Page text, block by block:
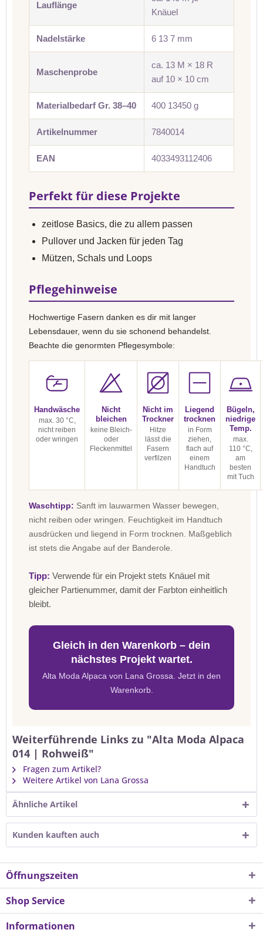
Lauflänge
Knäuel
Nadelstärke 6 13 7 mm
Maschenprobe
ca. 13 M × 18 R
auf 10 × 10 cm
Materialbedarf Gr. 38–40 400 13450 g
Artikelnummer 7840014
EAN 4033493112406
Perfekt für diese Projekte
zeitlose Basics, die zu allem passen
Pullover und Jacken für jeden Tag
Mützen, Schals und Loops
Pflegehinweise
Hochwertige Fasern danken es dir mit langer
Lebensdauer, wenn du sie schonend behandelst.
Beachte die genormten Pflegesymbole:
Handwäsche
max. 30 °C,
nicht reiben
oder wringen
Nicht
bleichen
keine Bleich-
oder
Fleckenmittel
Nicht im
Trockner
Hitze
lässt die
Fasern
verfilzen
Liegend
trocknen
in Form
ziehen,
flach auf
einem
Handtuch
Bügeln,
niedrige
Temp.
max.
110 °C,
am
besten
mit Tuch
Waschtipp: Sanft im lauwarmen Wasser bewegen,
nicht reiben oder wringen. Feuchtigkeit im Handtuch
ausdrücken und liegend in Form trocknen. Maßgeblich
ist stets die Angabe auf der Banderole.
Tipp: Verwende für ein Projekt stets Knäuel mit
gleicher Partienummer, damit der Farbton einheitlich
bleibt.
Gleich in den Warenkorb – dein
nächstes Projekt wartet.
Alta Moda Alpaca von Lana Grossa. Jetzt in den
Warenkorb.
Weiterführende Links zu "Alta Moda Alpaca
014 | Rohweiß"
Fragen zum Artikel?
Weitere Artikel von Lana Grossa
Ähnliche Artikel
Kunden kauften auch
Öffnungszeiten
Shop Service
Informationen